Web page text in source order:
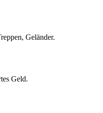
Geländer.
Geld.